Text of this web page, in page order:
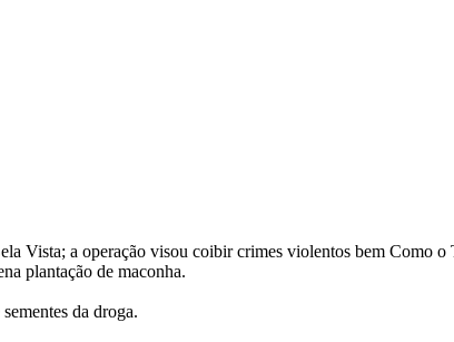
Vista; a operação visou coibir crimes violentos bem Como o
plantação de maconha.
da droga.